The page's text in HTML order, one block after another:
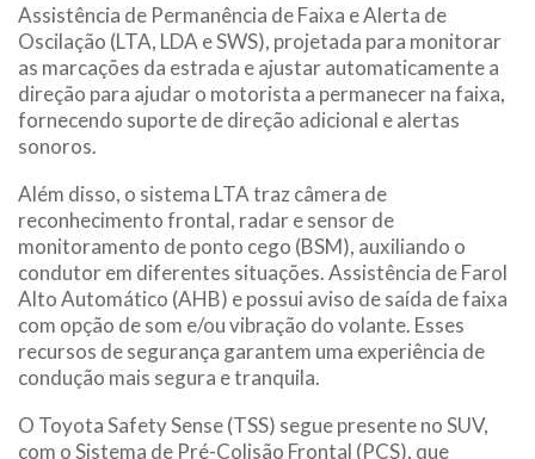
Assistência de Permanência de Faixa e Alerta de
Oscilação (LTA, LDA e SWS), projetada para monitorar
as marcações da estrada e ajustar automaticamente a
direção para ajudar o motorista a permanecer na faixa,
fornecendo suporte de direção adicional e alertas
sonoros.
Além disso, o sistema LTA traz câmera de
reconhecimento frontal, radar e sensor de
monitoramento de ponto cego (BSM), auxiliando o
condutor em diferentes situações. Assistência de Farol
Alto Automático (AHB) e possui aviso de saída de faixa
com opção de som e/ou vibração do volante. Esses
recursos de segurança garantem uma experiência de
condução mais segura e tranquila.
O Toyota Safety Sense (TSS) segue presente no SUV,
com o Sistema de Pré-Colisão Frontal (PCS), que